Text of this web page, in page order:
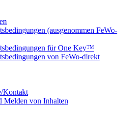
(ausgenommen FeWo-
für One Key™
von FeWo-direkt
Kontakt
Melden von Inhalten